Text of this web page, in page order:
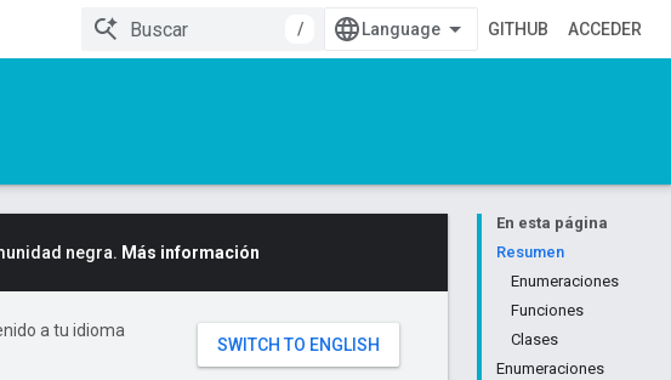
/
GITHUB ACCEDER
En esta página
Resumen
Enumeraciones
Funciones
Clases
Enumeraciones
negra. Más información
a tu idioma